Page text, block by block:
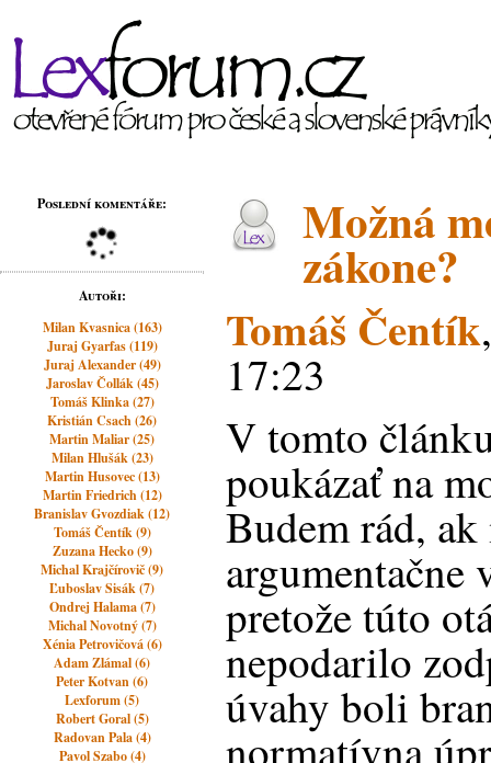
Poslední komentáře:
Autoři:
Milan Kvasnica (163)
Juraj Gyarfas (119)
Juraj Alexander (49)
Jaroslav Čollák (45)
Tomáš Klinka (27)
Kristián Csach (26)
Martin Maliar (25)
Milan Hlušák (23)
Martin Husovec (13)
Martin Friedrich (12)
Branislav Gvozdiak (12)
Tomáš Čentík (9)
Zuzana Hecko (9)
Michal Krajčírovič (9)
Ľuboslav Sisák (7)
Ondrej Halama (7)
Michal Novotný (7)
Xénia Petrovičová (6)
Adam Zlámal (6)
Peter Kotvan (6)
Lexforum (5)
Robert Goral (5)
Radovan Pala (4)
Pavol Szabo (4)
Možná
zákone?
Tomáš Čentík
17:23
V tomto
poukázať na
Budem rád,
pretože túto
nepodarilo
úvahy boli
normatívna